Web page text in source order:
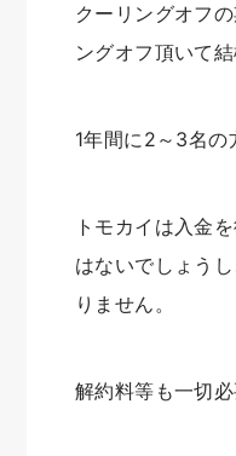
クーリングオフ
ングオフ頂いて結
1年間に2～3名の
トモカイは入金
はないでしょう
りません。
解約料等も一切必